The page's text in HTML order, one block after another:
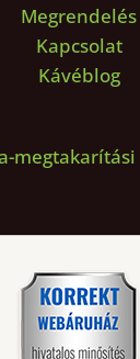
Megrendelés
Kapcsolat
Kávéblog